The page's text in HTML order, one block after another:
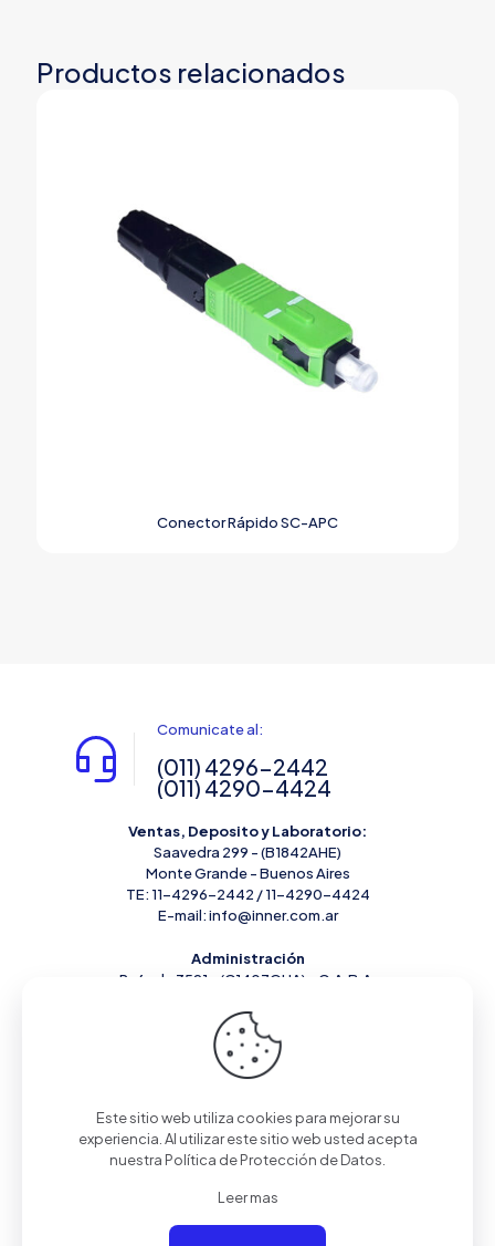
Productos relacionados
Conector Rápido SC-APC
Comunicate al:
(011) 4296-2442
(011) 4290-4424
Ventas, Deposito y Laboratorio:
Saavedra 299 - (B1842AHE)
Monte Grande - Buenos Aires
TE: 11-4296-2442 / 11-4290-4424
E-mail: info@inner.com.ar
Administración
Rafaela 3591 - (C1407GUA) - C.A.B.A.
Q2creative
Este sitio web utiliza cookies para mejorar su
experiencia. Al utilizar este sitio web usted acepta
nuestra Política de Protección de Datos
Leer mas